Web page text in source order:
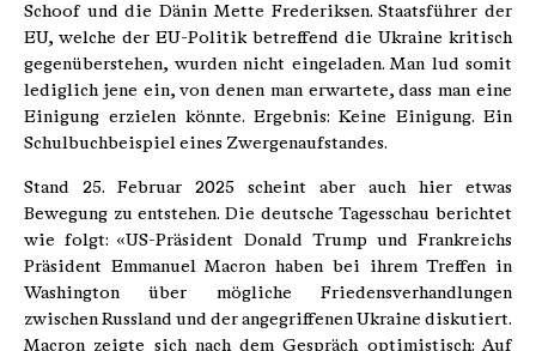
Schoof und die Dänin Mette Frederiksen. Staatsführer der
EU, welche der EU-Politik betreffend die Ukraine kritisch
gegenüberstehen, wurden nicht eingeladen. Man lud somit
lediglich jene ein, von denen man erwartete, dass man eine
Einigung erzielen könnte. Ergebnis: Keine Einigung. Ein
Schulbuchbeispiel eines Zwergenaufstandes.
Stand 25. Februar 2025 scheint aber auch hier etwas
Bewegung zu entstehen. Die deutsche Tagesschau berichtet
wie folgt: «US-Präsident Donald Trump und Frankreichs
Präsident Emmanuel Macron haben bei ihrem Treffen in
Washington über mögliche Friedensverhandlungen
zwischen Russland und der angegriffenen Ukraine diskutiert.
Macron zeigte sich nach dem Gespräch optimistisch: Auf